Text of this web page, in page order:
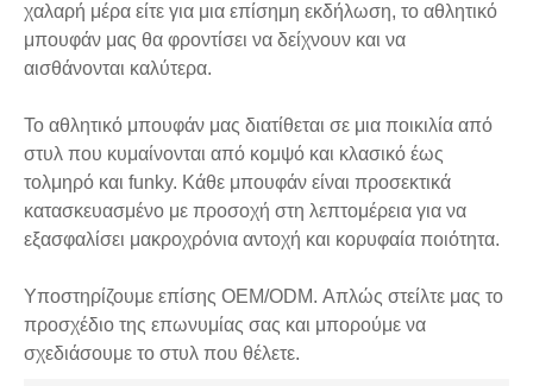
χαλαρή μέρα είτε για μια επίσημη εκδήλωση, το αθλητικό
μπουφάν μας θα φροντίσει να δείχνουν και να
αισθάνονται καλύτερα.
Το αθλητικό μπουφάν μας διατίθεται σε μια ποικιλία από
στυλ που κυμαίνονται από κομψό και κλασικό έως
τολμηρό και funky. Κάθε μπουφάν είναι προσεκτικά
κατασκευασμένο με προσοχή στη λεπτομέρεια για να
εξασφαλίσει μακροχρόνια αντοχή και κορυφαία ποιότητα.
Υποστηρίζουμε επίσης OEM/ODM. Απλώς στείλτε μας το
προσχέδιο της επωνυμίας σας και μπορούμε να
σχεδιάσουμε το στυλ που θέλετε.